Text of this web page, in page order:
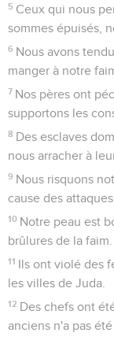
5 Ceux qui nous
sommes épuisés,
6 Nous avons
manger à notre
7 Nos pères ont
supportons les
8 Des esclaves
nous arracher à
9 Nous risquons
cause des
10 Notre peau est
brûlures de la faim.
11 Ils ont violé des
les villes de Juda.
12 Des chefs ont
anciens n'a pas